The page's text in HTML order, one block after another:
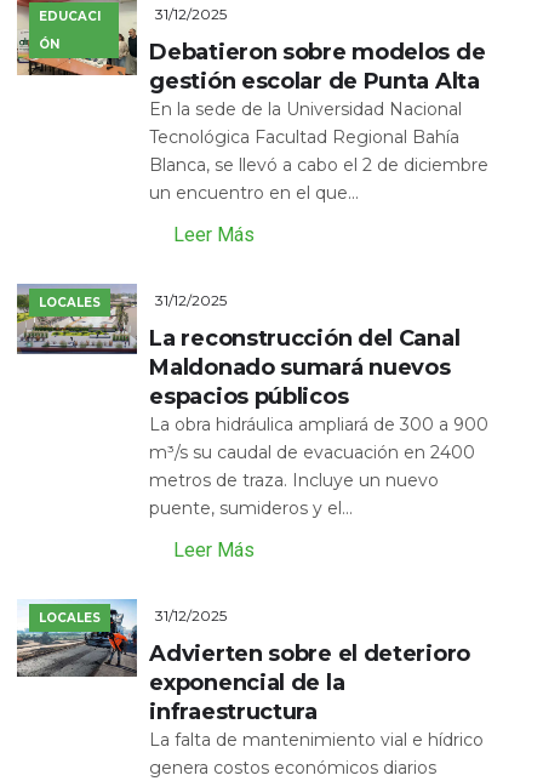
EDUCACI
ÓN
31/12/2025
Debatieron sobre modelos de
gestión escolar de Punta Alta
En la sede de la Universidad Nacional
Tecnológica Facultad Regional Bahía
Blanca, se llevó a cabo el 2 de diciembre
un encuentro en el que...
Leer Más
LOCALES 31/12/2025
La reconstrucción del Canal
Maldonado sumará nuevos
espacios públicos
La obra hidráulica ampliará de 300 a 900
m³/s su caudal de evacuación en 2400
metros de traza. Incluye un nuevo
puente, sumideros y el...
Leer Más
LOCALES 31/12/2025
Advierten sobre el deterioro
exponencial de la
infraestructura
La falta de mantenimiento vial e hídrico
genera costos económicos diarios